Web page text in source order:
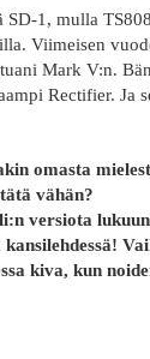
SD-1, mulla
Viimeisen
Mark V:n.
Rectifier. Ja
omasta
vähän?
versiota
kansilehdessä!
kiva, kun